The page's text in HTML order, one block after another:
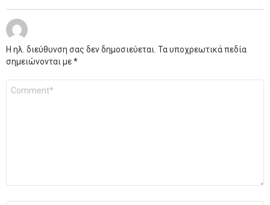
Η ηλ. διεύθυνση σας δεν δημοσιεύεται. Τα υποχρεωτικά πεδία
σημειώνονται με*